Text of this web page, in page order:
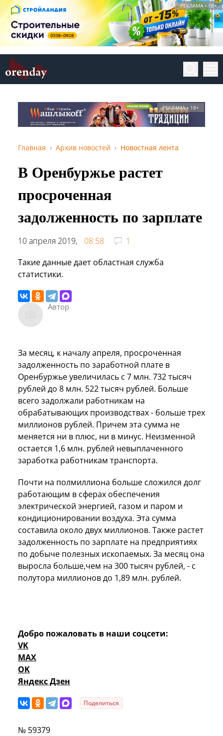
РЕКЛАМА • 18+
РЕКЛАМА • 18+
Главная Архив новостей Новостная лента
В Оренбуржье растет
просроченная
задолженность по зарплате
10 апреля 2019, 08:58
1
Такие данные дает областная служба
статистики.
Автор
За месяц, к началу апреля, просроченная
задолженность по заработной плате в
Оренбуржье увеличилась с 7 млн. 732 тысяч
рублей до 8 млн. 522 тысяч рублей. Больше
всего задолжали работникам на
обрабатывающих производствах - больше трех
миллионов рублей. Причем эта сумма не
меняется ни в плюс, ни в минус. Неизменной
остается 1,6 млн. рублей невыплаченного
заработка работникам транспорта.
Почти на полмиллиона больше сложился долг
работающим в сферах обеспечения
электрической энергией, газом и паром и
кондиционировании воздуха. Эта сумма
составила около двух миллионов. Также растет
задолженность по зарплате на предприятиях
по добыче полезных ископаемых. За месяц она
выросла больше,чем на 300 тысяч рублей, - с
полутора миллионов до 1,89 млн. рублей.
Добро пожаловать в наши соцсети:
VK
MAX
OK
Яндекс Дзен
Поделиться
№ 59379